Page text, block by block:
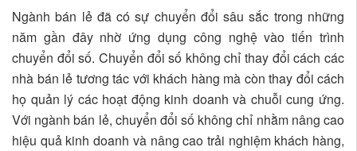
Ngành bán lẻ đã có sự chuyển đổi sâu sắc trong những
năm gần đây nhờ ứng dụng công nghệ vào tiến trình
chuyển đổi số. Chuyển đổi số không chỉ thay đổi cách các
nhà bán lẻ tương tác với khách hàng mà còn thay đổi cách
họ quản lý các hoạt động kinh doanh và chuỗi cung ứng.
Với ngành bán lẻ, chuyển đổi số không chỉ nhằm nâng cao
hiệu quả kinh doanh và nâng cao trải nghiệm khách hàng,